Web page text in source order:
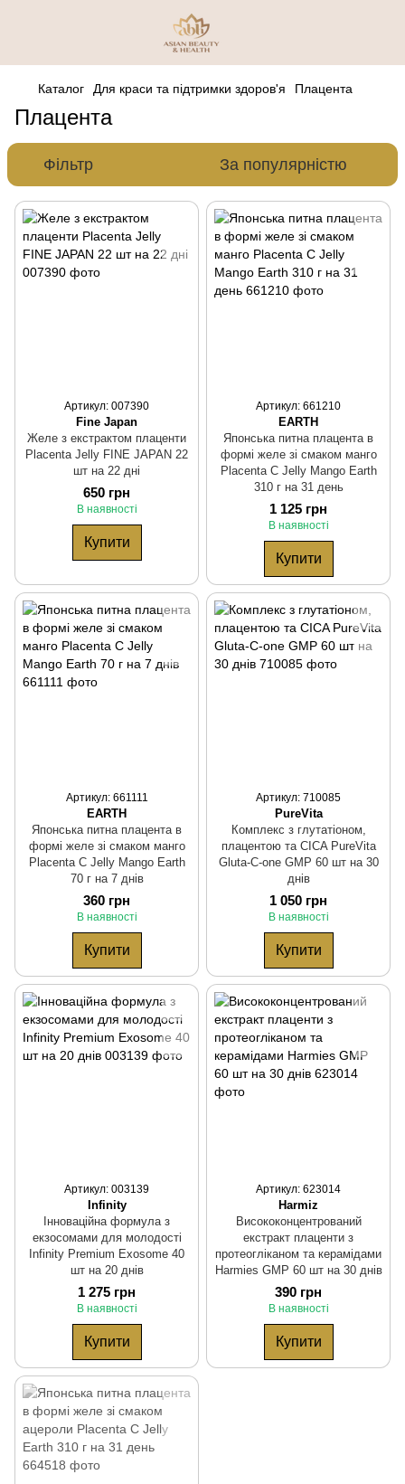
Каталог Для краси та підтримки здоров'я Плацента
Плацента
Фільтр За популярністю
Артикул: 007390
Fine Japan
Желе з екстрактом плаценти
Placenta Jelly FINE JAPAN 22
шт на 22 дні
650 грн
В наявності
Купити
Артикул: 661210
EARTH
Японська питна плацента в
формі желе зі смаком манго
Placenta C Jelly Mango Earth
310 г на 31 день
1 125 грн
В наявності
Купити
Артикул: 661111
EARTH
Японська питна плацента в
формі желе зі смаком манго
Placenta C Jelly Mango Earth
70 г на 7 днів
360 грн
В наявності
Купити
Артикул: 710085
PureVita
Комплекс з глутатіоном,
плацентою та CICA PureVita
Gluta-C-one GMP 60 шт на 30
днів
1 050 грн
В наявності
Купити
Артикул: 003139
Infinity
Інноваційна формула з
екзосомами для молодості
Infinity Premium Exosome 40
шт на 20 днів
1 275 грн
В наявності
Купити
Артикул: 623014
Harmiz
Висококонцентрований
екстракт плаценти з
протеогліканом та керамідами
Harmies GMP 60 шт на 30 днів
390 грн
В наявності
Купити